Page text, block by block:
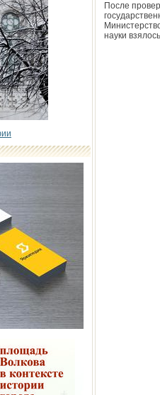
После
науки